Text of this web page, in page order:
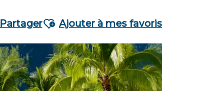
PartagerAjouter aux favoris
Ajouter à mes favoris